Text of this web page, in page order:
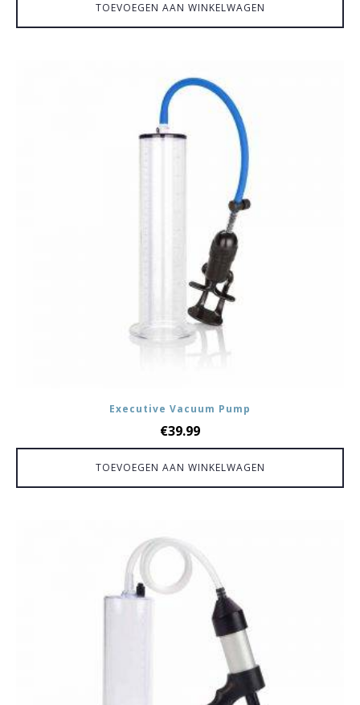
TOEVOEGEN AAN WINKELWAGEN
Executive Vacuum Pump
€39.99
TOEVOEGEN AAN WINKELWAGEN